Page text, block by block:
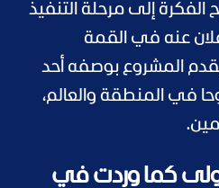
إلى مرحلة التنفيذ
عنه في القمة
المشروع بوصفه أحد
في المنطقة والعالم،
كما وردت في